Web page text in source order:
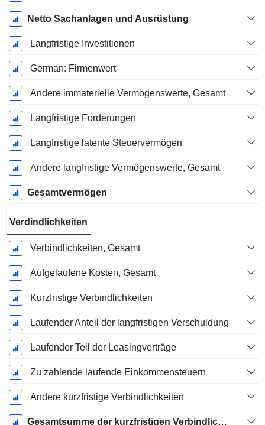
Netto Sachanlagen und Ausrüstung
Langfristige Investitionen
German: Firmenwert
Andere immaterielle Vermögenswerte, Gesamt
Langfristige Forderungen
Langfristige latente Steuervermögen
Andere langfristige Vermögenswerte, Gesamt
Gesamtvermögen
Verdindlichkeiten
Verbindlichkeiten, Gesamt
Aufgelaufene Kosten, Gesamt
Kurzfristige Verbindlichkeiten
Laufender Anteil der langfristigen Verschuldung
Laufender Teil der Leasingverträge
Zu zahlende laufende Einkommensteuern
Andere kurzfristige Verbindlichkeiten
Gesamtsumme der kurzfristigen Verbindlichkeiten